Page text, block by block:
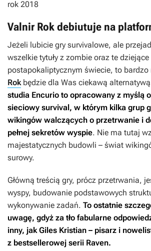
rok 2018
Valnir Rok debiutuje na
Jeżeli lubicie gry survivalowe, ale
wszelkie tytuły z zombie oraz te
postapokaliptycznym świecie, to bardzo
Rokbędzie dla Was ciekawą
studia Encurio to opracowany z myślą
sieciowy survival, w którym kilka grup
wikingów walczących o przetrwanie i
pełnej sekretów wyspie. Nie ma tutaj
majestatycznych budowli – świat
surowy.
Główną treścią gry, prócz przetrwania,
wyspy, budowanie podstawowych
wykonywanie zadań. To ostatnie
uwagę, gdyż za tło fabularne
inny, jak Giles Kristian – pisarz i
z bestsellerowej serii Raven.